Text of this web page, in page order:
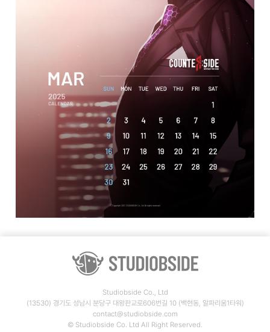
Studiobside Co., Ltd
(13530) 경기도 성남시 분당구 대왕판교로606번길 10 (백현동, 알파리움1타워)
contact@studiobside.com
© Studiobside Co. Ltd All Right Reserved.